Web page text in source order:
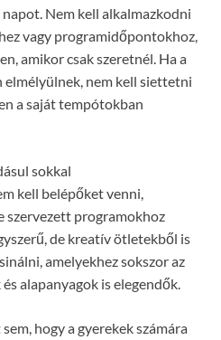
Nem kell alkalmazkodni
vagy programidőpontokhoz,
amikor csak szeretnél. Ha a
elmélyülnek, nem kell siettetni
a saját tempótokban
sokkal
kell belépőket venni,
szervezett programokhoz
de kreatív ötletekből is
amelyekhez sokszor az
alapanyagok is elegendők.
hogy a gyerekek számára